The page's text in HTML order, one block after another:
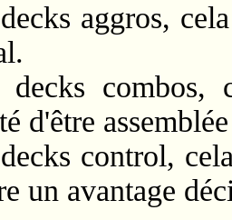
aggros,
decks
d'être
control,
un avantage